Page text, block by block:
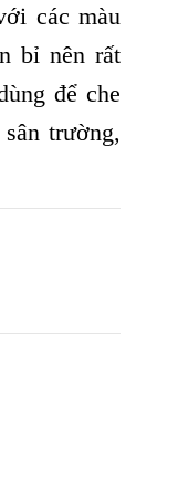
các màu
bỉ nên rất
để che
trường,